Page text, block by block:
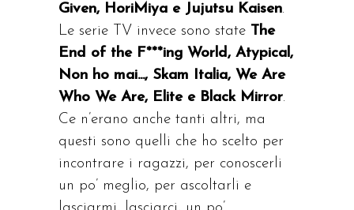
Given, HoriMiya e Jujutsu Kaisen.
Le serie TV invece sono state The
End of the F***ing World, Atypical,
Non ho mai…, Skam Italia, We Are
Who We Are, Elite e Black Mirror.
Ce n’erano anche tanti altri, ma
questi sono quelli che ho scelto per
incontrare i ragazzi, per conoscerli
un po’ meglio, per ascoltarli e